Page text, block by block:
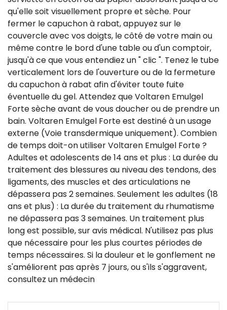
qu'elle soit visuellement propre et sèche. Pour
fermer le capuchon à rabat, appuyez sur le
couvercle avec vos doigts, le côté de votre main ou
même contre le bord d'une table ou d'un comptoir,
jusqu'à ce que vous entendiez un " clic ". Tenez le tube
verticalement lors de l'ouverture ou de la fermeture
du capuchon à rabat afin d'éviter toute fuite
éventuelle du gel. Attendez que Voltaren Emulgel
Forte sèche avant de vous doucher ou de prendre un
bain. Voltaren Emulgel Forte est destiné à un usage
externe (Voie transdermique uniquement). Combien
de temps doit-on utiliser Voltaren Emulgel Forte ?
Adultes et adolescents de 14 ans et plus : La durée du
traitement des blessures au niveau des tendons, des
ligaments, des muscles et des articulations ne
dépassera pas 2 semaines. Seulement les adultes (18
ans et plus) : La durée du traitement du rhumatisme
ne dépassera pas 3 semaines. Un traitement plus
long est possible, sur avis médical. N'utilisez pas plus
que nécessaire pour les plus courtes périodes de
temps nécessaires. Si la douleur et le gonflement ne
s'améliorent pas après 7 jours, ou s'ils s'aggravent,
consultez un médecin